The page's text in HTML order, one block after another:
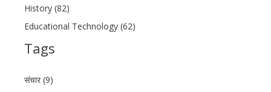
History (82)
Educational Technology (62)
Tags
संचार (9)